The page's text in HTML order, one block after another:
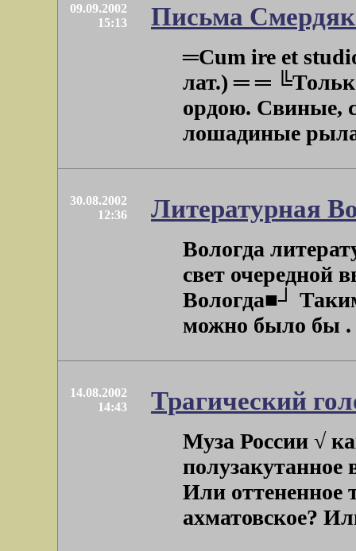
09.09.2002
15:13
Письма
═Cum ire et
лат.) ═ ═
ордою. Свиные,
лошадиные рыла
30.08.2002
12:36
Литературная
Вологда
свет очередной
Вологда■┘
можно было бы .
14.08.2002
14:43
Трагический
Муза России √
полузакутанное
Или оттененное
ахматовское?